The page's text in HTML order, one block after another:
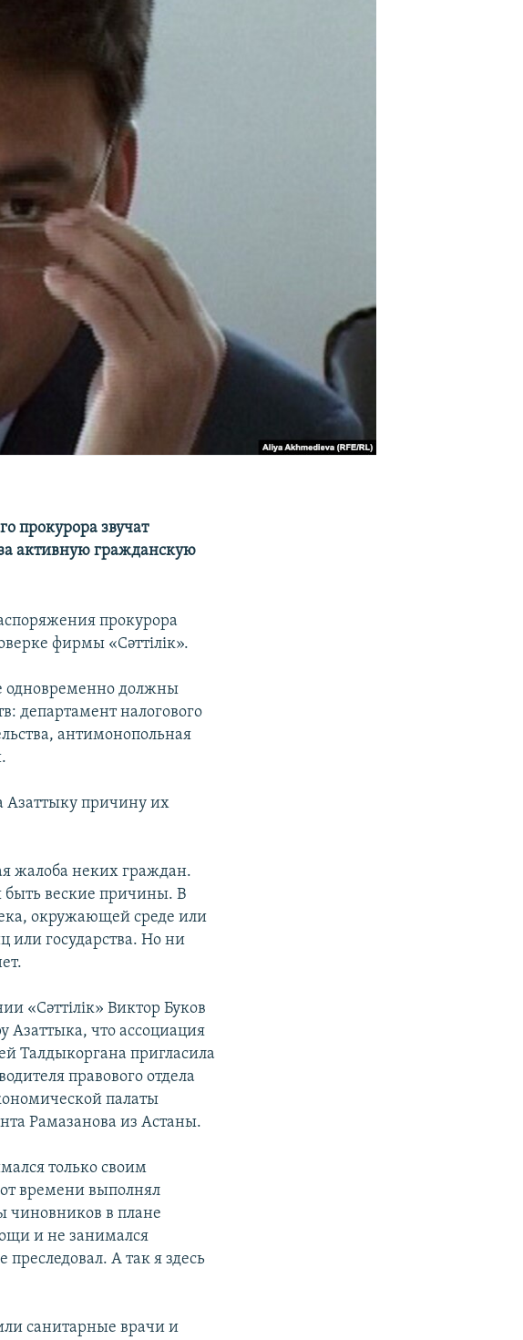
прокурора звучат
активную гражданскую
прокурора
фирмы «Сәттілік».
одновременно должны
департамент налогового
антимонопольная
Азаттыку причину их
жалоба неких граждан.
быть веские причины. В
окружающей среде или
государства. Но ни
«Сәттілік» Виктор Буков
Азаттыка, что ассоциация
Талдыкоргана пригласила
правового отдела
палаты
Рамазанова из Астаны.
только своим
времени выполнял
чиновников в плане
и не занимался
А так я здесь
санитарные врачи и